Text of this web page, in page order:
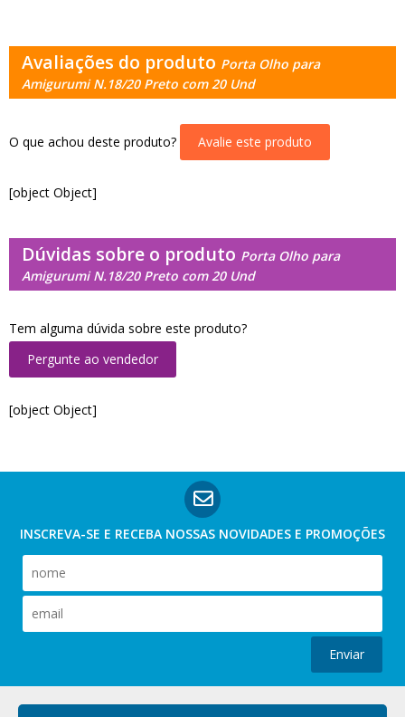
Avaliações do produto Porta Olho para
Amigurumi N.18/20 Preto com 20 Und
O que achou deste produto? Avalie este produto
[object Object]
Dúvidas sobre o produto Porta Olho para
Amigurumi N.18/20 Preto com 20 Und
Tem alguma dúvida sobre este produto?
Pergunte ao vendedor
[object Object]
INSCREVA-SE E RECEBA NOSSAS NOVIDADES E PROMOÇÕES
Enviar